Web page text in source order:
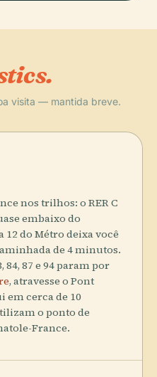
visita — mantida breve.
nos trilhos: o RER C
embaixo do
do Métro deixa você
de 4 minutos.
84, 87 e 94 param por
, atravesse o Pont
em cerca de 10
o ponto de
France.